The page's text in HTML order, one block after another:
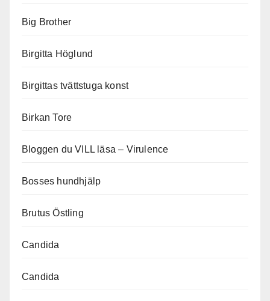
Big Brother
Birgitta Höglund
Birgittas tvättstuga konst
Birkan Tore
Bloggen du VILL läsa – Virulence
Bosses hundhjälp
Brutus Östling
Candida
Candida